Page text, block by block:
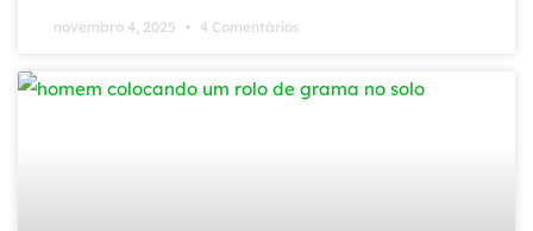
novembro 4, 2025 4 Comentários